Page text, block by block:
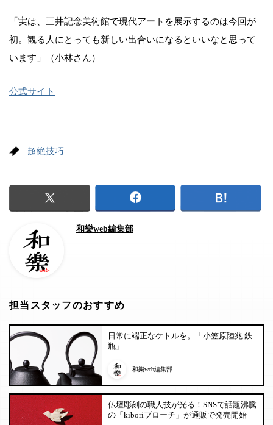
「実は、三井記念美術館で現代アートを展示するのは今回が
初。観る人にとっても新しい出合いになるといいなと思って
います」（小林さん）
公式サイト
超絶技巧
和樂web編集部
担当スタッフのおすすめ
日常に端正なケトルを。「小笠原陸兆 鉄
瓶」
和樂web編集部
仏壇彫刻の職人技が光る！SNSで話題沸騰
の「kiboriブローチ」が通販で発売開始